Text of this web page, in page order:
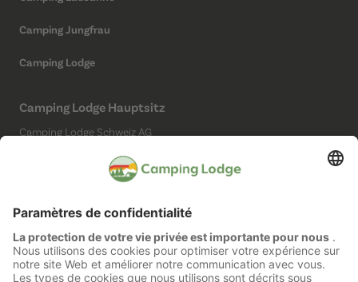
Camping Jungfrau
Camping Lodge
Camping Lodge Hauptsitz
Camping Lodge Schweiz AG
Réseaux sociaux